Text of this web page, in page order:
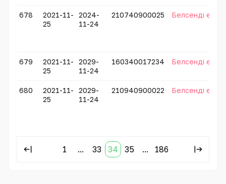
678
2021-11-
25
2024-
11-24
210740900025 Белсенді емес
679
2021-11-
25
2029-
11-24
160340017234 Белсенді емес
680
2021-11-
25
2029-
11-24
210940900022 Белсенді емес
1 ... 33 34 35 ... 186